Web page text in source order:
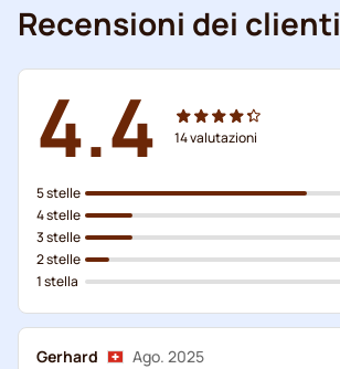
Recensioni dei clienti
4.4 14valutazioni
5 stelle
4 stelle
3 stelle
2 stelle
1 stella
Gerhard
Ago. 2025